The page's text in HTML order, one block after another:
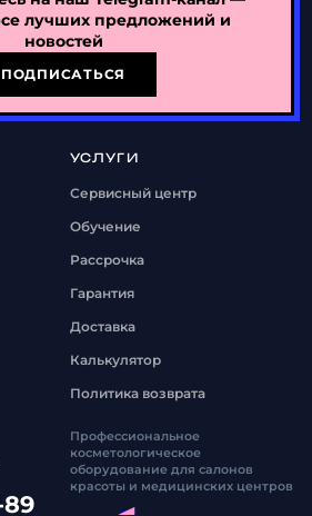
лучших предложений и
новостей
ПОДПИСАТЬСЯ
УСЛУГИ
Сервисный центр
Обучение
Рассрочка
Гарантия
Доставка
Калькулятор
Политика возврата
89
Профессиональное
косметологическое
оборудование для салонов
красоты и медицинских центров